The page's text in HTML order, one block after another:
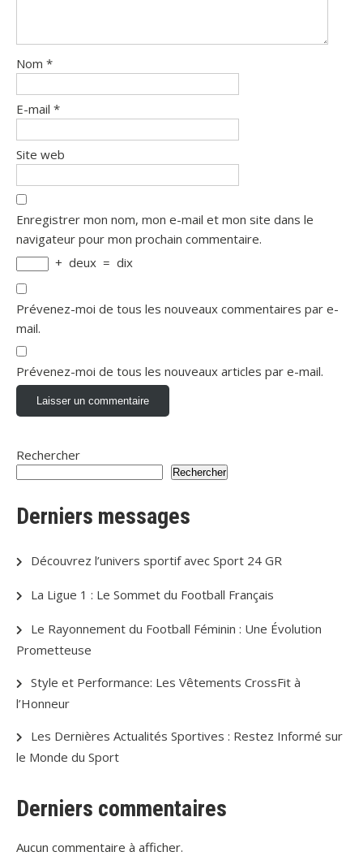
Nom *
E-mail *
Site web
Enregistrer mon nom, mon e-mail et mon site dans le
navigateur pour mon prochain commentaire.
+ deux = dix
Prévenez-moi de tous les nouveaux commentaires par e-
mail.
Prévenez-moi de tous les nouveaux articles par e-mail.
Rechercher
Rechercher
Derniers messages
Découvrez l’univers sportif avec Sport 24 GR
La Ligue 1 : Le Sommet du Football Français
Le Rayonnement du Football Féminin : Une Évolution
Prometteuse
Style et Performance: Les Vêtements CrossFit à
l’Honneur
Les Dernières Actualités Sportives : Restez Informé sur
le Monde du Sport
Derniers commentaires
Aucun commentaire à afficher.